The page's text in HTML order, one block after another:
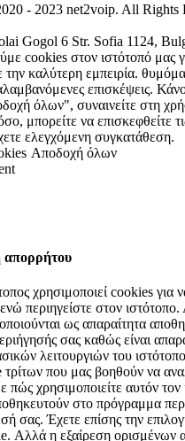
- 2023 net2voip. All Rights
Gogol 6 Str. Sofia 1124,
cookies στον ιστότοπό μας
καλύτερη εμπειρία.
επισκέψεις.
όλων", συναινείτε στη
μπορείτε να επισκεφθείτε
ελεγχόμενη συγκατάθεση.
Αποδοχή όλων
χρησιμοποιεί cookies για
περιηγείστε στον ιστότοπο.
ως απαραίτητα
σας καθώς είναι
λειτουργιών του
τρίτων που μας βοηθούν να
πώς χρησιμοποιείτε αυτόν τον
στο πρόγραμμα
σας. Έχετε επίσης την
Αλλά η εξαίρεση ορισμένων